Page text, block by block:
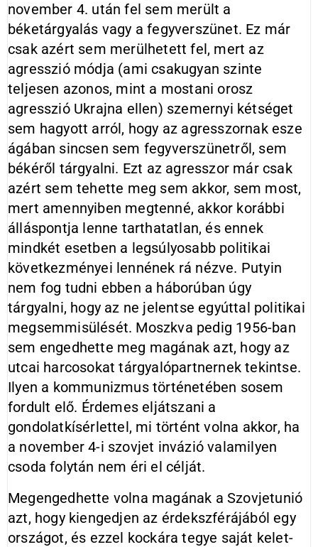
november 4. után fel sem merült a
béketárgyalás vagy a fegyverszünet. Ez már
csak azért sem merülhetett fel, mert az
agresszió módja (ami csakugyan szinte
teljesen azonos, mint a mostani orosz
agresszió Ukrajna ellen) szemernyi kétséget
sem hagyott arról, hogy az agresszornak esze
ágában sincsen sem fegyverszünetről, sem
békéről tárgyalni. Ezt az agresszor már csak
azért sem tehette meg sem akkor, sem most,
mert amennyiben megtenné, akkor korábbi
álláspontja lenne tarthatatlan, és ennek
mindkét esetben a legsúlyosabb politikai
következményei lennének rá nézve. Putyin
nem fog tudni ebben a háborúban úgy
tárgyalni, hogy az ne jelentse egyúttal politikai
megsemmisülését. Moszkva pedig 1956-ban
sem engedhette meg magának azt, hogy az
utcai harcosokat tárgyalópartnernek tekintse.
Ilyen a kommunizmus történetében sosem
fordult elő. Érdemes eljátszani a
gondolatkísérlettel, mi történt volna akkor, ha
a november 4-i szovjet invázió valamilyen
csoda folytán nem éri el célját.
Megengedhette volna magának a Szovjetunió
azt, hogy kiengedjen az érdekszférájából egy
országot, és ezzel kockára tegye saját kelet-